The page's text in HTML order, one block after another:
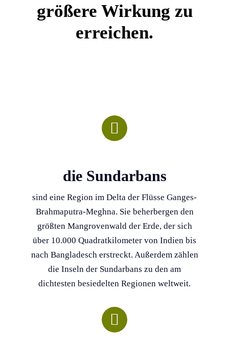
größere Wirkung zu
erreichen.
Gemeinsam wirken.
die Sundarbans
sind eine Region im Delta der Flüsse Ganges-
Brahmaputra-Meghna. Sie beherbergen den
größten Mangrovenwald der Erde, der sich
über 10.000 Quadratkilometer von Indien bis
nach Bangladesch erstreckt. Außerdem zählen
die Inseln der Sundarbans zu den am
dichtesten besiedelten Regionen weltweit.